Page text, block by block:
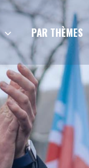
PAR THÈMES